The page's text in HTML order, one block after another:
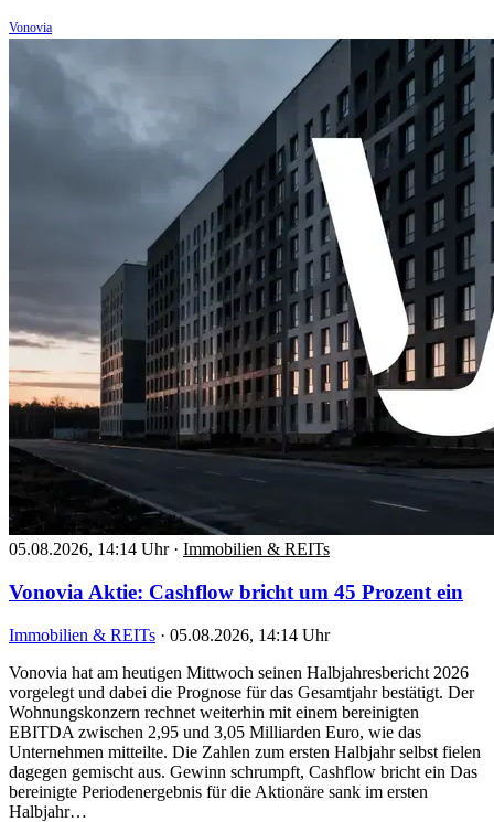
Vonovia
05.08.2026, 14:14 Uhr · Immobilien & REITs
Vonovia Aktie: Cashflow bricht um 45 Prozent ein
Immobilien & REITs · 05.08.2026, 14:14 Uhr
Vonovia hat am heutigen Mittwoch seinen Halbjahresbericht 2026
vorgelegt und dabei die Prognose für das Gesamtjahr bestätigt. Der
Wohnungskonzern rechnet weiterhin mit einem bereinigten
EBITDA zwischen 2,95 und 3,05 Milliarden Euro, wie das
Unternehmen mitteilte. Die Zahlen zum ersten Halbjahr selbst fielen
dagegen gemischt aus. Gewinn schrumpft, Cashflow bricht ein Das
bereinigte Periodenergebnis für die Aktionäre sank im ersten
Halbjahr…